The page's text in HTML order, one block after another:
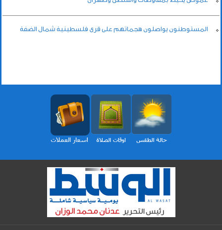
المستوطنون يواصلون هجماتهم على قرى فلسطينية شمال الضفة